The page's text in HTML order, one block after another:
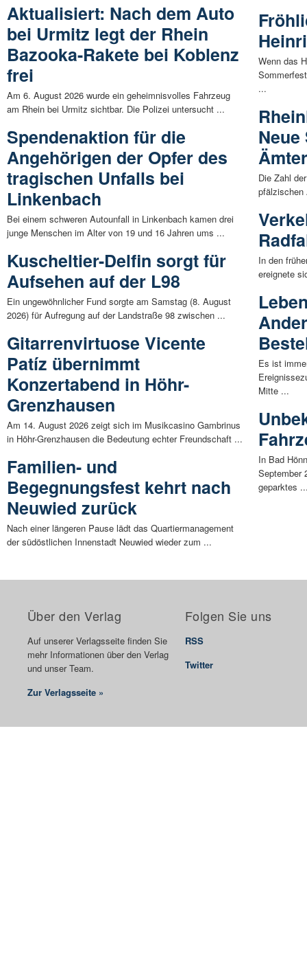
Aktualisiert: Nach dem Auto
bei Urmitz legt der Rhein
Bazooka-Rakete bei Koblenz
frei
Am 6. August 2026 wurde ein geheimnisvolles Fahrzeug
am Rhein bei Urmitz sichtbar. Die Polizei untersucht ...
Spendenaktion für die
Angehörigen der Opfer des
tragischen Unfalls bei
Linkenbach
Bei einem schweren Autounfall in Linkenbach kamen drei
junge Menschen im Alter von 19 und 16 Jahren ums ...
Kuscheltier-Delfin sorgt für
Aufsehen auf der L98
Ein ungewöhnlicher Fund sorgte am Samstag (8. August
2026) für Aufregung auf der Landstraße 98 zwischen ...
Gitarrenvirtuose Vicente
Patíz übernimmt
Konzertabend in Höhr-
Grenzhausen
Am 14. August 2026 zeigt sich im Musikcasino Gambrinus
in Höhr-Grenzhausen die Bedeutung echter Freundschaft ...
Familien- und
Begegnungsfest kehrt nach
Neuwied zurück
Nach einer längeren Pause lädt das Quartiermanagement
der südöstlichen Innenstadt Neuwied wieder zum ...
Wenn das
...
Die Zahl
In den
ereignete
Es ist
Mitte ...
In Bad
September
geparktes
Über den Verlag
Auf unserer Verlagsseite finden Sie
mehr Informationen über den Verlag
und unser Team.
Zur Verlagsseite »
Folgen Sie uns
RSS
Twitter